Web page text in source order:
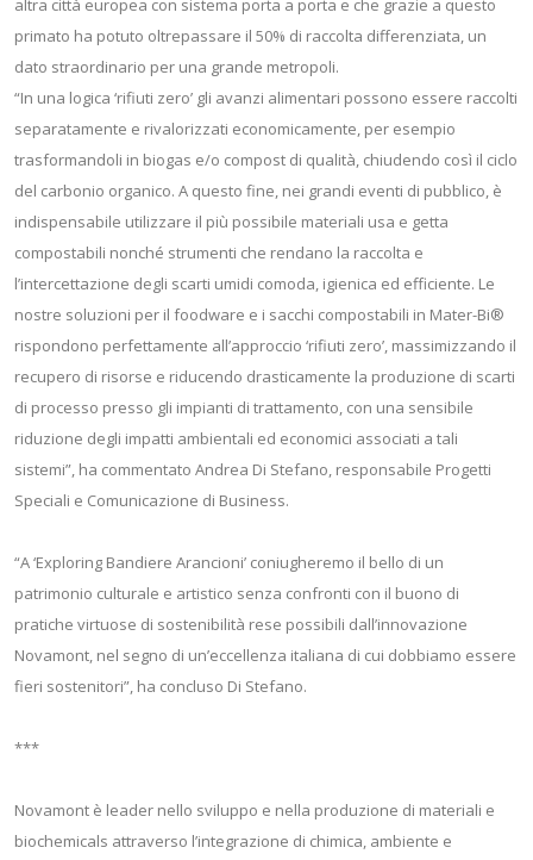
altra città europea con sistema porta a porta e che grazie a questo
primato ha potuto oltrepassare il 50% di raccolta differenziata, un
dato straordinario per una grande metropoli.
“In una logica ‘rifiuti zero’ gli avanzi alimentari possono essere raccolti
separatamente e rivalorizzati economicamente, per esempio
trasformandoli in biogas e/o compost di qualità, chiudendo così il ciclo
del carbonio organico. A questo fine, nei grandi eventi di pubblico, è
indispensabile utilizzare il più possibile materiali usa e getta
compostabili nonché strumenti che rendano la raccolta e
l’intercettazione degli scarti umidi comoda, igienica ed efficiente. Le
nostre soluzioni per il foodware e i sacchi compostabili in Mater-Bi®
rispondono perfettamente all’approccio ‘rifiuti zero’, massimizzando il
recupero di risorse e riducendo drasticamente la produzione di scarti
di processo presso gli impianti di trattamento, con una sensibile
riduzione degli impatti ambientali ed economici associati a tali
sistemi”, ha commentato Andrea Di Stefano, responsabile Progetti
Speciali e Comunicazione di Business.
“A ‘Exploring Bandiere Arancioni’ coniugheremo il bello di un
patrimonio culturale e artistico senza confronti con il buono di
pratiche virtuose di sostenibilità rese possibili dall’innovazione
Novamont, nel segno di un’eccellenza italiana di cui dobbiamo essere
fieri sostenitori”, ha concluso Di Stefano.
***
Novamont è leader nello sviluppo e nella produzione di materiali e
biochemicals attraverso l’integrazione di chimica, ambiente e